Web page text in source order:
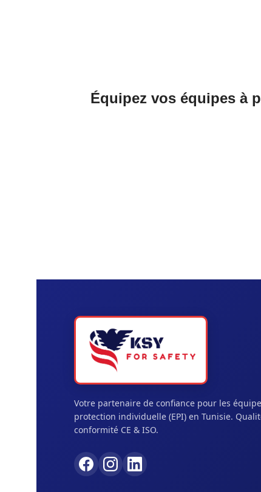
Équipez vos équipes à
Votre partenaire de confiance pour les
protection individuelle (EPI) en Tunisie.
conformité CE & ISO.